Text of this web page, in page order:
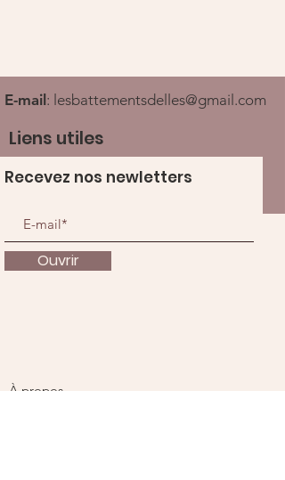
E-mail : lesbattementsdelles@gmail.com
Liens utiles
À propos
Recevez nos newletters
Ouvrir